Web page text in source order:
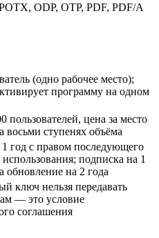
ODP, OTP, PDF, PDF/A
(одно рабочее место);
программу на одном
пользователей, цена за место
восьми ступенях объёма
год с правом последующего
использования; подписка на 1
обновление на 2 года
ключ нельзя передавать
— это условие
соглашения